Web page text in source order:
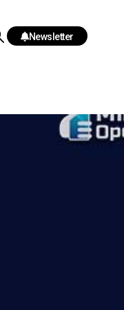
Newsletter